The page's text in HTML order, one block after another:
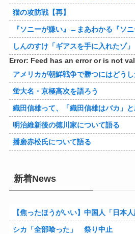
猫の攻防戦【再】
『ソニーが嫌い』←まあわかる『ソニー信者が嫌い』←まあわ
しんのすけ「ギアスを手に入れたゾ」
Error: Feed has an error or is not
アメリカが朝鮮戦争で勝つにはどう
蛍大名・京極高次を語ろう
織田信雄って、「織田信雄はバカ」と歴史に書かれているが今ま
明治維新後の徳川家について語る
播磨赤松氏について語る
新着News
【焦ったほうがいい】中国人「日本人評論家がBYDのラッコの装備を
シカ「全部喰った」 祭り中止